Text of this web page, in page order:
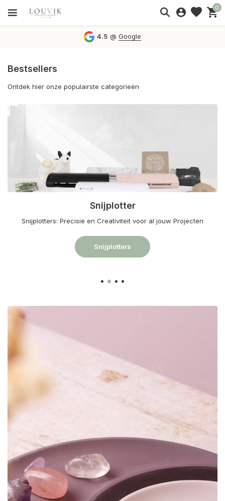
0
4.5 @Google
Bestsellers
Ontdek hier onze populairste categorieën
Flex, flock en vinylfolies
Uitgebreid assortiment folies voor al jouw creatieve projecten –
Folies